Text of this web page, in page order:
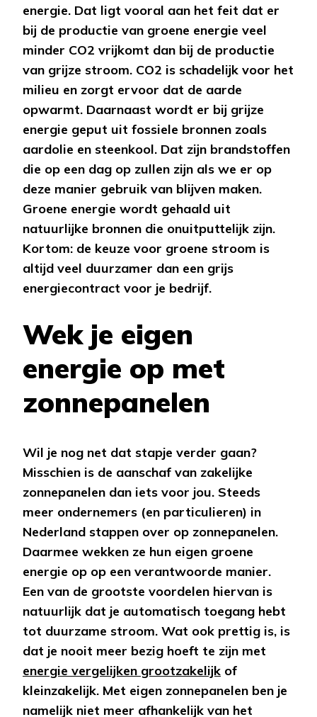
energie. Dat ligt vooral aan het feit dat er
bij de productie van groene energie veel
minder CO2 vrijkomt dan bij de productie
van grijze stroom. CO2 is schadelijk voor het
milieu en zorgt ervoor dat de aarde
opwarmt. Daarnaast wordt er bij grijze
energie geput uit fossiele bronnen zoals
aardolie en steenkool. Dat zijn brandstoffen
die op een dag op zullen zijn als we er op
deze manier gebruik van blijven maken.
Groene energie wordt gehaald uit
natuurlijke bronnen die onuitputtelijk zijn.
Kortom: de keuze voor groene stroom is
altijd veel duurzamer dan een grijs
energiecontract voor je bedrijf.
Wek je eigen
energie op met
zonnepanelen
Wil je nog net dat stapje verder gaan?
Misschien is de aanschaf van zakelijke
zonnepanelen dan iets voor jou. Steeds
meer ondernemers (en particulieren) in
Nederland stappen over op zonnepanelen.
Daarmee wekken ze hun eigen groene
energie op op een verantwoorde manier.
Een van de grootste voordelen hiervan is
natuurlijk dat je automatisch toegang hebt
tot duurzame stroom. Wat ook prettig is, is
dat je nooit meer bezig hoeft te zijn met
energie vergelijken grootzakelijk of
kleinzakelijk. Met eigen zonnepanelen ben je
namelijk niet meer afhankelijk van het